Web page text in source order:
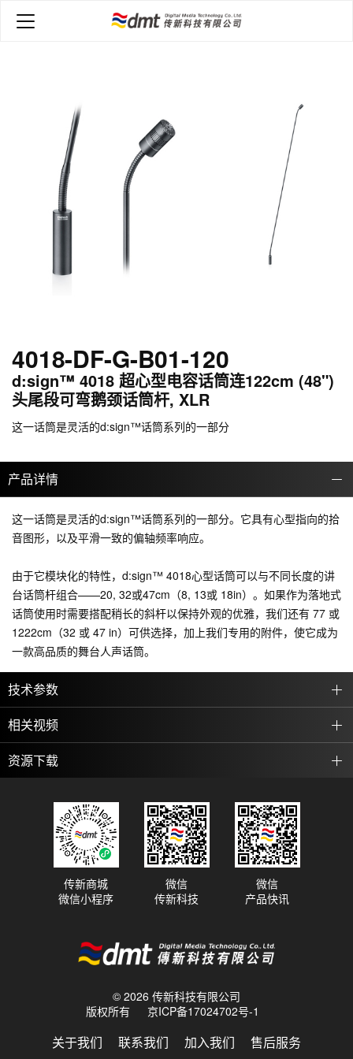
4018-DF-G-B01-120
d:sign™ 4018 超心型电容话筒连122cm (48")
头尾段可弯鹅颈话筒杆, XLR
这一话筒是灵活的d:sign™话筒系列的一部分
产品详情
这一话筒是灵活的d:sign™话筒系列的一部分。它具有心型指向的拾
音图形，以及平滑一致的偏轴频率响应。
由于它模块化的特性，d:sign™ 4018心型话筒可以与不同长度的讲
台话筒杆组合——20, 32或47cm（8, 13或 18in）。如果作为落地式
话筒使用时需要搭配稍长的斜杆以保持外观的优雅，我们还有 77 或
1222cm（32 或 47 in）可供选择，加上我们专用的附件，使它成为
一款高品质的舞台人声话筒。
技术参数
相关视频
资源下载
© 2026 传新科技有限公司
版权所有
京ICP备17024702号-1
关于我们 联系我们 加入我们 售后服务
传新商城
微信小程序
微信
传新科技
微信
产品快讯